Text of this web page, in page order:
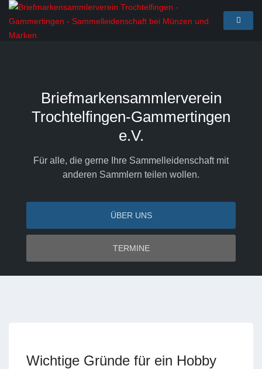
Briefmarkensammlerverein
Trochtelfingen-Gammertingen
e.V.
Für alle, die gerne Ihre Sammelleidenschaft mit
anderen Sammlern teilen wollen.
ÜBER UNS
TERMINE
Wichtige Gründe für ein Hobby